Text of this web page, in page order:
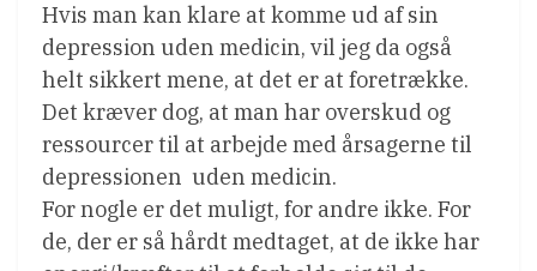
Hvis man kan klare at komme ud af sin
depression uden medicin, vil jeg da også
helt sikkert mene, at det er at foretrække.
Det kræver dog, at man har overskud og
ressourcer til at arbejde med årsagerne til
depressionen  uden medicin.
For nogle er det muligt, for andre ikke. For
de, der er så hårdt medtaget, at de ikke har